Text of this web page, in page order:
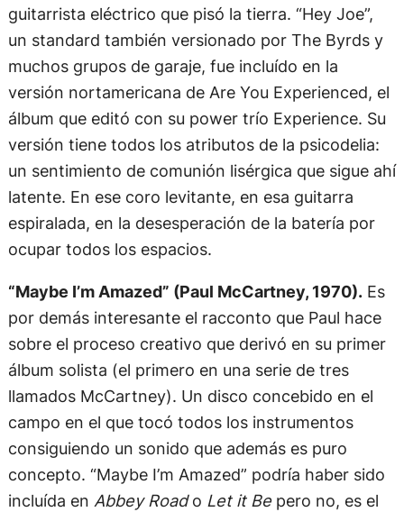
guitarrista eléctrico que pisó la tierra. “Hey Joe”,
un standard también versionado por The Byrds y
muchos grupos de garaje, fue incluído en la
versión nortamericana de Are You Experienced, el
álbum que editó con su power trío Experience. Su
versión tiene todos los atributos de la psicodelia:
un sentimiento de comunión lisérgica que sigue ahí
latente. En ese coro levitante, en esa guitarra
espiralada, en la desesperación de la batería por
ocupar todos los espacios.
“Maybe I’m Amazed” (Paul McCartney, 1970).Es
por demás interesante el racconto que Paul hace
sobre el proceso creativo que derivó en su primer
álbum solista (el primero en una serie de tres
llamados McCartney). Un disco concebido en el
campo en el que tocó todos los instrumentos
consiguiendo un sonido que además es puro
concepto. “Maybe I’m Amazed” podría haber sido
incluída en Abbey Roado Let it Bepero no, es el